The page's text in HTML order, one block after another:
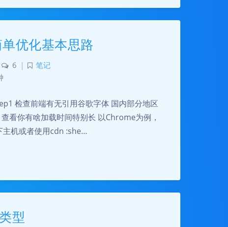
优化基本思路
6 |
笔记
检查前端有无引用谷歌字体 国内部分地区
看你有啥加载时间特别长 以Chrome为例，
主机或者使用cdn :she…
型